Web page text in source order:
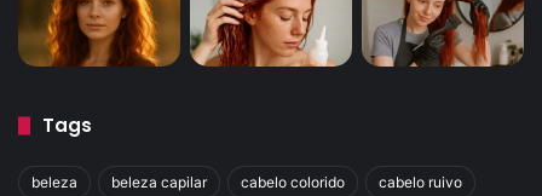
Tags
beleza beleza capilar cabelo colorido cabelo ruivo